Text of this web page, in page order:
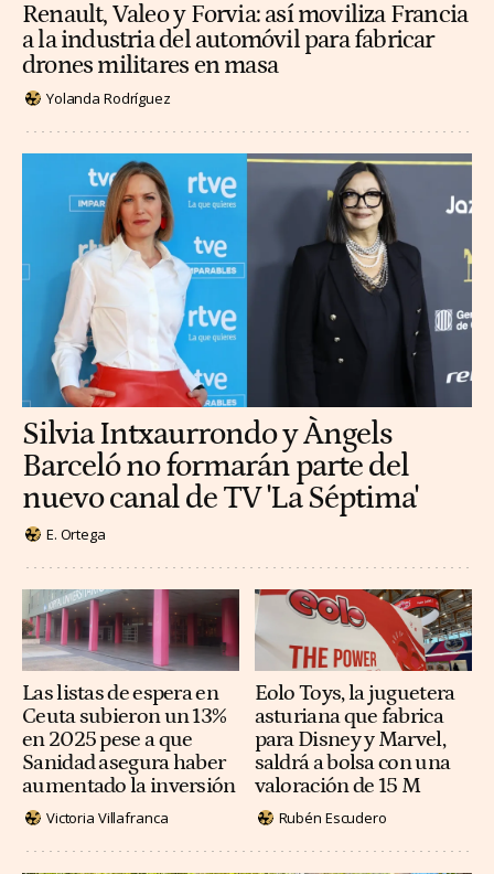
Renault, Valeo y Forvia: así moviliza Francia
a la industria del automóvil para fabricar
drones militares en masa
Yolanda Rodríguez
Silvia Intxaurrondo y Àngels
Barceló no formarán parte del
nuevo canal de TV 'La Séptima'
E. Ortega
Las listas de espera en
Ceuta subieron un 13%
en 2025 pese a que
Sanidad asegura haber
aumentado la inversión
Victoria Villafranca
Eolo Toys, la juguetera
asturiana que fabrica
para Disney y Marvel,
saldrá a bolsa con una
valoración de 15 M
Rubén Escudero